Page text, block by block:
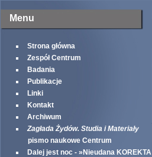
Menu
Strona główna
Zespół Centrum
Badania
Publikacje
Linki
Kontakt
Archiwum
Zagłada Żydów. Studia i Materiały
pismo naukowe Centrum
Dalej jest noc - »Nieudana KOREKTA